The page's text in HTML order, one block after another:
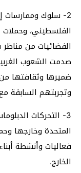
2- سلوك وممارسات
الفلسطيني،
الفضائيات من
صدمت الشعوب
ضميرها وثقافتها
وتجربتهم السابقة مع
3- التحركات
فعاليات وأنشطة
الخارج.